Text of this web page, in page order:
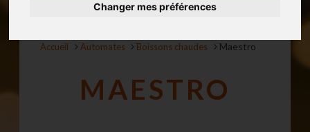
Changer mes préférences
Accueil Automates Boissons chaudes Maestro
MAESTRO